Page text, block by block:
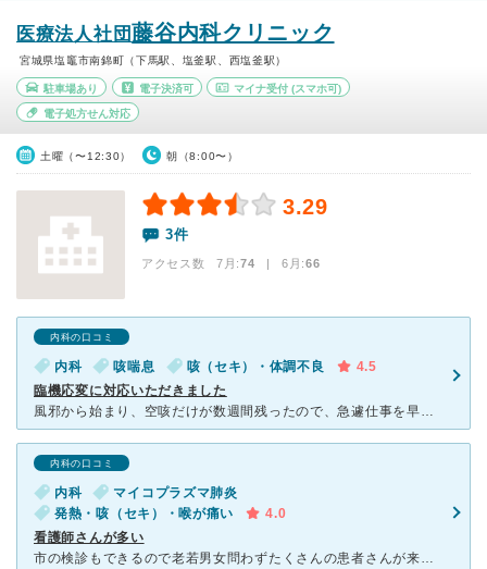
医療法人社団藤谷内科クリニック
宮城県塩竈市南錦町（下馬駅、塩釜駅、西塩釜駅）
駐車場あり 電子決済可 マイナ受付 (スマホ可)
電子処方せん対応
土曜（〜12:30） 朝（8:00〜）
3.29
3件
アクセス数 7月:74 | 6月:66
内科の口コミ
内科 咳喘息 咳（セキ）・体調不良
4.5
臨機応変に対応いただきました
風邪から始まり、空咳だけが数週間残ったので、急遽仕事を早退して医者にいくことになり、夕方に電話してそのまま18時直前に診て頂きました。お正月明けだったからか、夕方にも関わらず他の患者さんもいらっしゃっ
内科の口コミ
内科
マイコプラズマ肺炎
発熱・咳（セキ）・喉が痛い
4.0
看護師さんが多い
市の検診もできるので老若男女問わずたくさんの患者さんが来ています。看護師さんが多いのでとてもスムーズで待ち時間もそんなに長くはないように感じます。インフルエンザの予防接種も小学生の子供も一緒に受けまし